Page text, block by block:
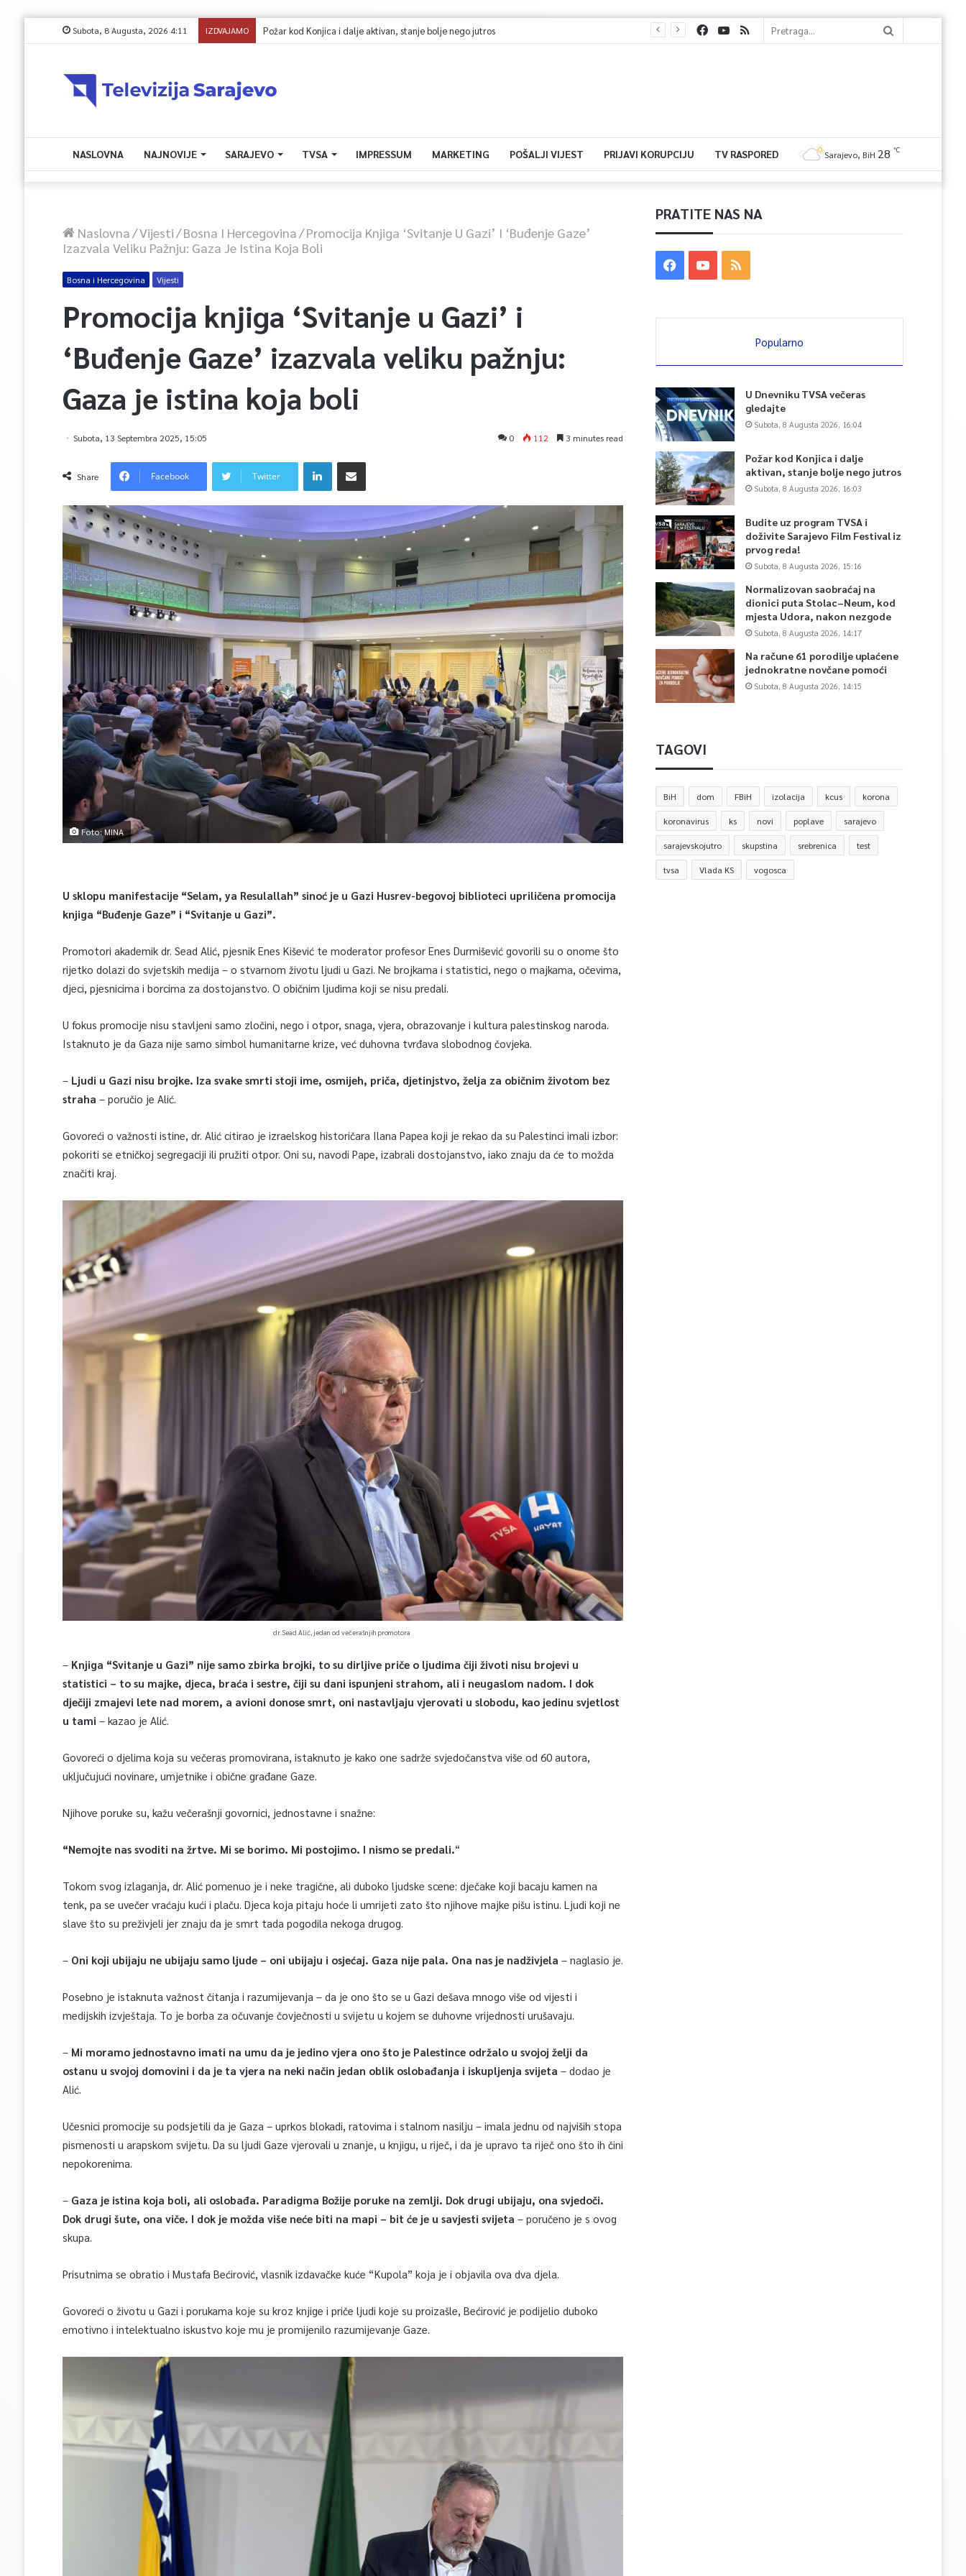
Subota, 8 Augusta, 2026 4:11 IZDVAJAMO Budite uz program TVSA i doživite Sarajevo Film Festival iz prvog reda!
NASLOVNA NAJNOVIJE SARAJEVO TVSA IMPRESSUM MARKETING POŠALJI VIJEST PRIJAVI KORUPCIJU TV RASPORED Sarajevo, BiH 28 ℃
Naslovna/Vijesti/Bosna I Hercegovina/Promocija Knjiga ‘Svitanje U Gazi’ I ‘Buđenje Gaze’
Izazvala Veliku Pažnju: Gaza Je Istina Koja Boli
Bosna i Hercegovina Vijesti
Promocija knjiga ‘Svitanje u Gazi’ i
‘Buđenje Gaze’ izazvala veliku pažnju:
Gaza je istina koja boli
Subota, 13 Septembra 2025, 15:05 0 112 3 minutes read
Share Facebook Twitter
Foto: MINA
U sklopu manifestacije “Selam, ya Resulallah” sinoć je u Gazi Husrev-begovoj biblioteci upriličena promocija
knjiga “Buđenje Gaze” i “Svitanje u Gazi”.
Promotori akademik dr. Sead Alić, pjesnik Enes Kišević te moderator profesor Enes Durmišević govorili su o onome što
rijetko dolazi do svjetskih medija – o stvarnom životu ljudi u Gazi. Ne brojkama i statistici, nego o majkama, očevima,
djeci, pjesnicima i borcima za dostojanstvo. O običnim ljudima koji se nisu predali.
U fokus promocije nisu stavljeni samo zločini, nego i otpor, snaga, vjera, obrazovanje i kultura palestinskog naroda.
Istaknuto je da Gaza nije samo simbol humanitarne krize, već duhovna tvrđava slobodnog čovjeka.
– Ljudi u Gazi nisu brojke. Iza svake smrti stoji ime, osmijeh, priča, djetinjstvo, želja za običnim životom bez
straha – poručio je Alić.
Govoreći o važnosti istine, dr. Alić citirao je izraelskog historičara Ilana Papea koji je rekao da su Palestinci imali izbor:
pokoriti se etničkoj segregaciji ili pružiti otpor. Oni su, navodi Pape, izabrali dostojanstvo, iako znaju da će to možda
značiti kraj.
dr. Sead Alić, jedan od večerašnjih promotora
–Knjiga “Svitanje u Gazi” nije samo zbirka brojki, to su dirljive priče o ljudima čiji životi nisu brojevi u
statistici – to su majke, djeca, braća i sestre, čiji su dani ispunjeni strahom, ali i neugaslom nadom. I dok
dječiji zmajevi lete nad morem, a avioni donose smrt, oni nastavljaju vjerovati u slobodu, kao jedinu svjetlost
u tami – kazao je Alić.
Govoreći o djelima koja su večeras promovirana, istaknuto je kako one sadrže svjedočanstva više od 60 autora,
uključujući novinare, umjetnike i obične građane Gaze.
Njihove poruke su, kažu večerašnji govornici, jednostavne i snažne:
“Nemojte nas svoditi na žrtve. Mi se borimo. Mi postojimo. I nismo se predali.“
Tokom svog izlaganja, dr. Alić pomenuo je i neke tragične, ali duboko ljudske scene: dječake koji bacaju kamen na
tenk, pa se uvečer vraćaju kući i plaču. Djeca koja pitaju hoće li umrijeti zato što njihove majke pišu istinu. Ljudi koji ne
slave što su preživjeli jer znaju da je smrt tada pogodila nekoga drugog.
– Oni koji ubijaju ne ubijaju samo ljude – oni ubijaju i osjećaj. Gaza nije pala. Ona nas je nadživjela – naglasio je.
Posebno je istaknuta važnost čitanja i razumijevanja – da je ono što se u Gazi dešava mnogo više od vijesti i
medijskih izvještaja. To je borba za očuvanje čovječnosti u svijetu u kojem se duhovne vrijednosti urušavaju.
– Mi moramo jednostavno imati na umu da je jedino vjera ono što je Palestince održalo u svojoj želji da
ostanu u svojoj domovini i da je ta vjera na neki način jedan oblik oslobađanja i iskupljenja svijeta – dodao je
Alić.
Učesnici promocije su podsjetili da je Gaza – uprkos blokadi, ratovima i stalnom nasilju – imala jednu od najviših stopa
pismenosti u arapskom svijetu. Da su ljudi Gaze vjerovali u znanje, u knjigu, u riječ, i da je upravo ta riječ ono što ih čini
nepokorenima.
– Gaza je istina koja boli, ali oslobađa. Paradigma Božije poruke na zemlji. Dok drugi ubijaju, ona svjedoči.
Dok drugi šute, ona viče. I dok je možda više neće biti na mapi – bit će je u savjesti svijeta – poručeno je s ovog
skupa.
Prisutnima se obratio i Mustafa Bećirović, vlasnik izdavačke kuće “Kupola” koja je i objavila ova dva djela.
Govoreći o životu u Gazi i porukama koje su kroz knjige i priče ljudi koje su proizašle, Bećirović je podijelio duboko
emotivno i intelektualno iskustvo koje mu je promijenilo razumijevanje Gaze.
PRATITE NAS NA
Popularno
U Dnevniku TVSA večeras
gledajte
Subota, 8 Augusta 2026, 16:04
Požar kod Konjica i dalje
aktivan, stanje bolje nego jutros
Subota, 8 Augusta 2026, 16:03
Budite uz program TVSA i
doživite Sarajevo Film Festival iz
prvog reda!
Subota, 8 Augusta 2026, 15:16
Normalizovan saobraćaj na
dionici puta Stolac–Neum, kod
mjesta Udora, nakon nezgode
Subota, 8 Augusta 2026, 14:17
Na račune 61 porodilje uplaćene
jednokratne novčane pomoći
Subota, 8 Augusta 2026, 14:15
TAGOVI
BiH dom FBiH izolacija kcus korona
koronavirus ks novi poplave sarajevo
sarajevskojutro skupstina srebrenica test
tvsa Vlada KS vogosca